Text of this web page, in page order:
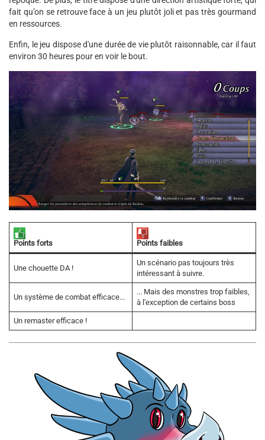
fait qu’on se retrouve face à un jeu plutôt joli et pas très gourmand
en ressources.
Enfin, le jeu dispose d'une durée de vie plutôt raisonnable, car il faut
environ 30 heures pour en voir le bout.
Points forts Points faibles
Une chouette DA !
Un scénario pas toujours très
intéressant à suivre.
Un système de combat efficace...
... Mais des monstres trop faibles,
à l'exception de certains boss
Un remaster efficace !